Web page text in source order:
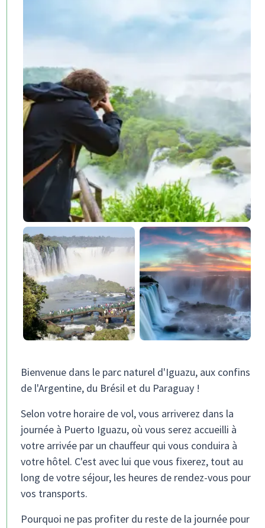
Bienvenue dans le parc naturel d'Iguazu, aux confins
de l'Argentine, du Brésil et du Paraguay !
Selon votre horaire de vol, vous arriverez dans la
journée à Puerto Iguazu, où vous serez accueilli à
votre arrivée par un chauffeur qui vous conduira à
votre hôtel. C'est avec lui que vous fixerez, tout au
long de votre séjour, les heures de rendez-vous pour
vos transports.
Pourquoi ne pas profiter du reste de la journée pour